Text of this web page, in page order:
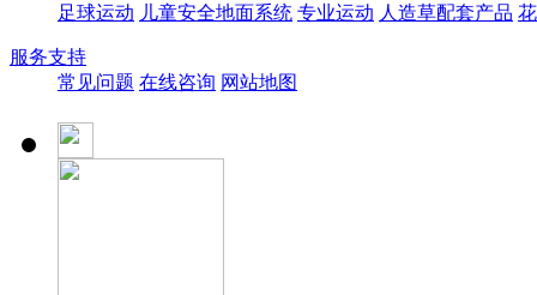
足球运动 儿童安全地面系统 专业运动 人造草配套产品
服务支持
常见问题 在线咨询 网站地图